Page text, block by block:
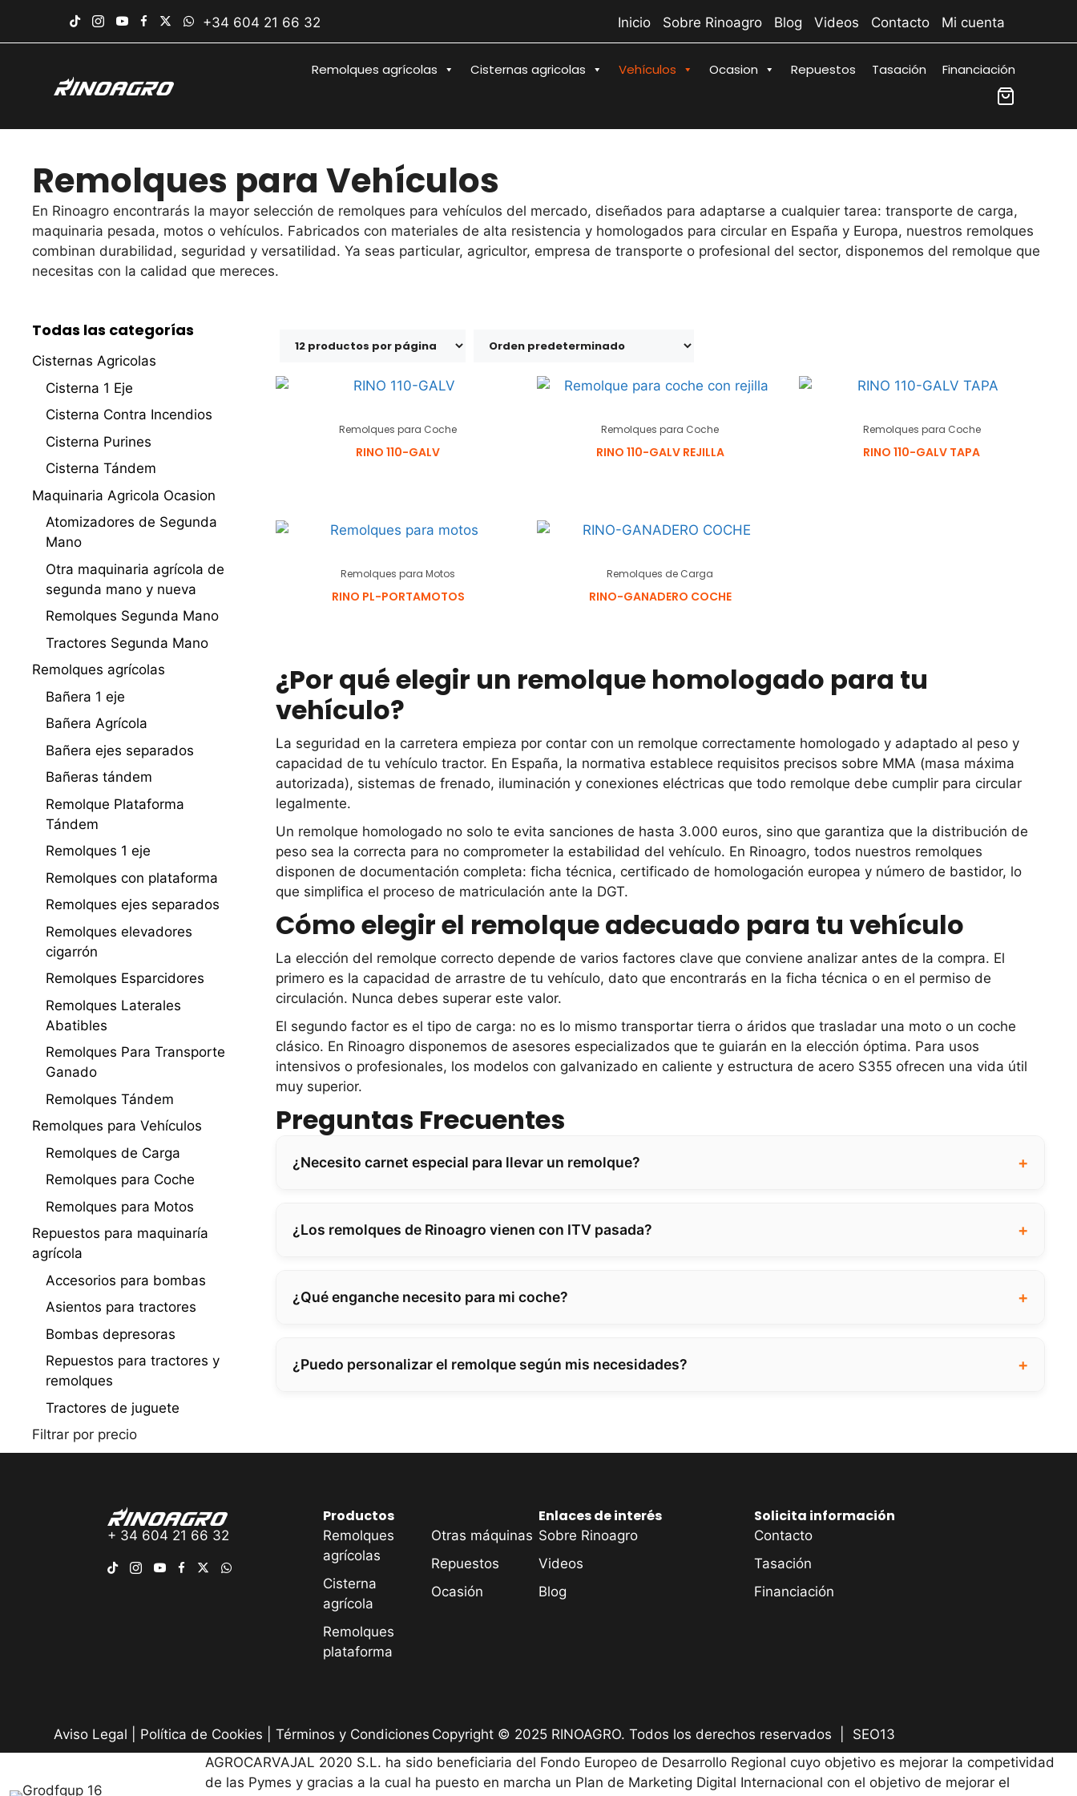
+34 604 21 66 32 Inicio Sobre Rinoagro Blog Videos Contacto Mi cuenta
Remolques agrícolas Cisternas agricolas Vehículos Ocasion Repuestos Tasación Financiación
Remolques para Vehículos
En Rinoagro encontrarás la mayor selección de remolques para vehículos del mercado, diseñados para adaptarse a cualquier tarea: transporte de carga,
maquinaria pesada, motos o vehículos. Fabricados con materiales de alta resistencia y homologados para circular en España y Europa, nuestros remolques
combinan durabilidad, seguridad y versatilidad. Ya seas particular, agricultor, empresa de transporte o profesional del sector, disponemos del remolque que
necesitas con la calidad que mereces.
Todas las categorías
Cisternas Agricolas
Cisterna 1 Eje
Cisterna Contra Incendios
Cisterna Purines
Cisterna Tándem
Maquinaria Agricola Ocasion
Atomizadores de Segunda
Mano
Otra maquinaria agrícola de
segunda mano y nueva
Remolques Segunda Mano
Tractores Segunda Mano
Remolques agrícolas
Bañera 1 eje
Bañera Agrícola
Bañera ejes separados
Bañeras tándem
Remolque Plataforma
Tándem
Remolques 1 eje
Remolques con plataforma
Remolques ejes separados
Remolques elevadores
cigarrón
Remolques Esparcidores
Remolques Laterales
Abatibles
Remolques Para Transporte
Ganado
Remolques Tándem
Remolques para Vehículos
Remolques de Carga
Remolques para Coche
Remolques para Motos
Repuestos para maquinaría
agrícola
Accesorios para bombas
Asientos para tractores
Bombas depresoras
Repuestos para tractores y
remolques
Tractores de juguete
Filtrar por precio
Remolques para Coche
RINO 110-GALV
Remolques para Coche
RINO 110-GALV REJILLA
Remolques para Coche
RINO 110-GALV TAPA
Remolques para Motos
RINO PL-PORTAMOTOS
Remolques de Carga
RINO-GANADERO COCHE
¿Por qué elegir un remolque homologado para tu
vehículo?
La seguridad en la carretera empieza por contar con un remolque correctamente homologado y adaptado al peso y
capacidad de tu vehículo tractor. En España, la normativa establece requisitos precisos sobre MMA (masa máxima
autorizada), sistemas de frenado, iluminación y conexiones eléctricas que todo remolque debe cumplir para circular
legalmente.
Un remolque homologado no solo te evita sanciones de hasta 3.000 euros, sino que garantiza que la distribución de
peso sea la correcta para no comprometer la estabilidad del vehículo. En Rinoagro, todos nuestros remolques
disponen de documentación completa: ficha técnica, certificado de homologación europea y número de bastidor, lo
que simplifica el proceso de matriculación ante la DGT.
Cómo elegir el remolque adecuado para tu vehículo
La elección del remolque correcto depende de varios factores clave que conviene analizar antes de la compra. El
primero es la capacidad de arrastre de tu vehículo, dato que encontrarás en la ficha técnica o en el permiso de
circulación. Nunca debes superar este valor.
El segundo factor es el tipo de carga: no es lo mismo transportar tierra o áridos que trasladar una moto o un coche
clásico. En Rinoagro disponemos de asesores especializados que te guiarán en la elección óptima. Para usos
intensivos o profesionales, los modelos con galvanizado en caliente y estructura de acero S355 ofrecen una vida útil
muy superior.
Preguntas Frecuentes
¿Necesito carnet especial para llevar un remolque?
¿Los remolques de Rinoagro vienen con ITV pasada?
¿Qué enganche necesito para mi coche?
¿Puedo personalizar el remolque según mis necesidades?
+ 34 604 21 66 32
Productos
Remolques
agrícolas
Cisterna
agrícola
Remolques
plataforma
Otras máquinas
Repuestos
Ocasión
Enlaces de interés
Sobre Rinoagro
Videos
Blog
Solicita información
Contacto
Tasación
Financiación
Aviso Legal Política de Cookies Términos y Condiciones Copyright © 2025 RINOAGRO. Todos los derechos reservados | SEO13
AGROCARVAJAL 2020 S.L. ha sido beneficiaria del Fondo Europeo de Desarrollo Regional cuyo objetivo es mejorar la competividad
de las Pymes y gracias a la cual ha puesto en marcha un Plan de Marketing Digital Internacional con el objetivo de mejorar el